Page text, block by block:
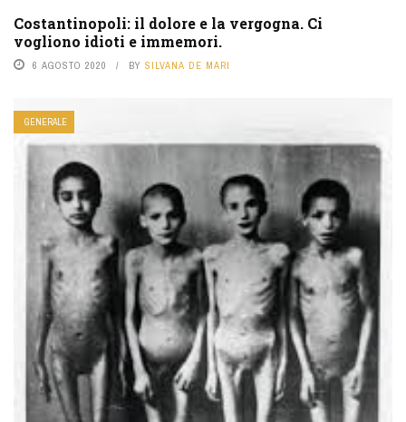
Costantinopoli: il dolore e la vergogna. Ci
vogliono idioti e immemori.
6 AGOSTO 2020 BY SILVANA DE MARI
GENERALE